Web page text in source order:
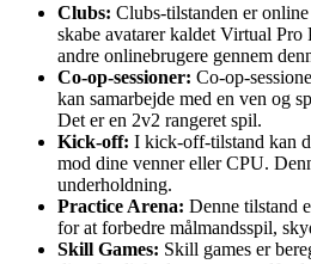
Clubs: Clubs-tilstanden er
skabe avatarer kaldet Virtual Pro
andre onlinebrugere gennem
Co-op-sessioner: Co-op-
kan samarbejde med en ven og
Det er en 2v2 rangeret spil.
Kick-off: I kick-off-tilstand kan
mod dine venner eller CPU.
underholdning.
Practice Arena: Denne tilstand
for at forbedre målmandsspil,
Skill Games: Skill games er